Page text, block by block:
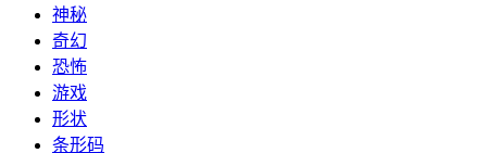
神秘
奇幻
恐怖
游戏
形状
条形码